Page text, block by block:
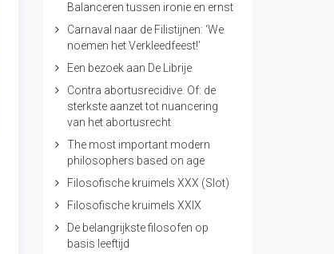
Balanceren tussen ironie en ernst
Carnaval naar de Filistijnen: ‘We
noemen het Verkleedfeest!’
Een bezoek aan De Librije
Contra abortusrecidive. Of: de
sterkste aanzet tot nuancering
van het abortusrecht
The most important modern
philosophers based on age
Filosofische kruimels XXX (Slot)
Filosofische kruimels XXIX
De belangrijkste filosofen op
basis leeftijd